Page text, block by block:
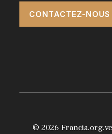
CONTACTEZ-NOUS
© 2026 Francia.org.ve